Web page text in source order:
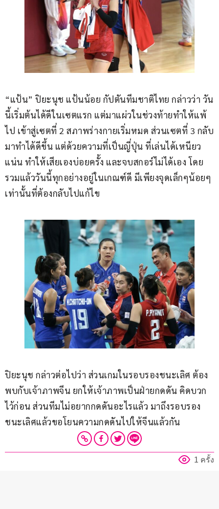
“แป้น” ปิยะนุช แป้นน้อย กัปตันทีมชาติไทย กล่าวว่า วัน
นี้เริ่มต้นได้ดีในเซตแรก แต่มาแผ่วในช่วงท้ายทำให้แพ้
ไป เข้าสู่เซตที่ 2 สภาพร่างกายเริ่มหมด ส่วนเซตที่ 3 กลับ
มาทำได้ดีขึ้น แต่ด้วยความที่เป็นญี่ปุ่น ที่เล่นได้เหนียว
แน่น ทำให้เสียเองบ่อยครั้ง และจบสกอร์ไม่ได้เอง โดย
รวมแล้ววันนี้ทุกอย่างอยู่ในเกณฑ์ดี มีเพียงจุดเล็กๆน้อยๆ
เท่านั้นที่ต้องกลับไปแก้ไข
ปิยะนุช กล่าวต่อไปว่า ส่วนเกมในรอบรองชนะเลิศ ต้อง
พบกับเจ้าภาพจีน ยกให้เจ้าภาพเป็นฝ่ายกดดัน คิดบวก
ไว้ก่อน ส่วนทีมไม่อยากกดดันอะไรแล้ว มาถึงรอบรอง
ชนะเลิศแล้วขอโยนความกดดันไปให้จีนแล้วกัน
1 ครั้ง